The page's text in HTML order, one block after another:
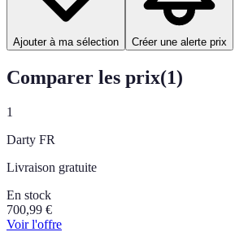
Ajouter à ma sélection Créer une alerte prix
Comparer les prix(1)
1
Darty FR
Livraison gratuite
En stock
700,99 €
Voir l'offre